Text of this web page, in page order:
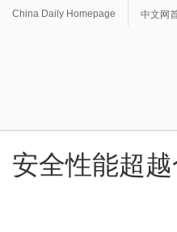
China Daily Homepage 中文网
安全性能超